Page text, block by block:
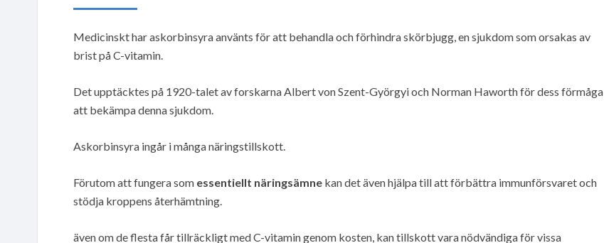
Medicinskt har askorbinsyra använts för att behandla och förhindra skörbjugg, en sjukdom som orsakas av
brist på C-vitamin.
Det upptäcktes på 1920-talet av forskarna Albert von Szent-Györgyi och Norman Haworth för dess förmåga
att bekämpa denna sjukdom.
Askorbinsyra ingår i många näringstillskott.
Förutom att fungera som essentiellt näringsämne kan det även hjälpa till att förbättra immunförsvaret och
stödja kroppens återhämtning.
även om de flesta får tillräckligt med C-vitamin genom kosten, kan tillskott vara nödvändiga för vissa